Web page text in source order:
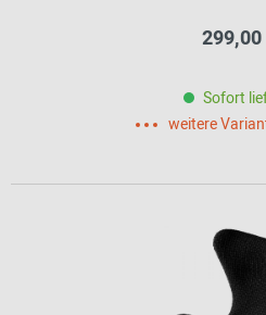
Sofort
weitere